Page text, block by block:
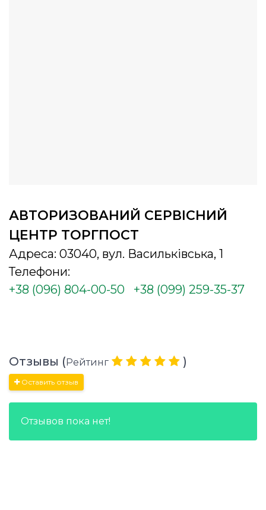
АВТОРИЗОВАНИЙ СЕРВІСНИЙ
ЦЕНТР ТОРГПОСТ
Адреса: 03040, вул. Васильківська, 1
Телефони:
+38 (096) 804-00-50
+38 (099) 259-35-37
Отзывы (Рейтинг )
Оставить отзыв
Отзывов пока нет!